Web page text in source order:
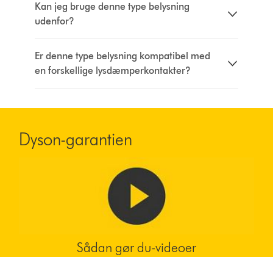
Kan jeg bruge denne type belysning
udenfor?
Er denne type belysning kompatibel med
en forskellige lysdæmperkontakter?
Dyson-garantien
Sådan gør du-videoer